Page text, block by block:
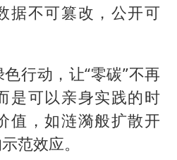
据不可篡改，公开可
行动，让“零碳”不再
是可以亲身实践的时
值，如涟漪般扩散开
范效应。